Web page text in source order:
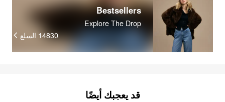
Bestsellers
Explore The Drop
14830 السلع
قد يعجبك أيضًا